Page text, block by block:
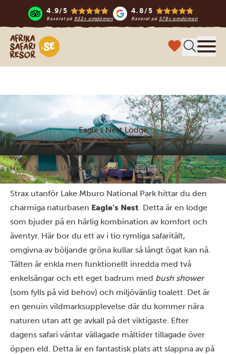
4.9/5
Baserat på 933+ omdömen
4.8/5
Baserat på 578+ omdömen
Safari-resor i Afrika
Eagle's Nest Lodge
Hem Safari i Uganda Boende Eagle’s Nest Lodge
Strax utanför Lake Mburo National Park hittar du den
charmiga naturbasen Eagle’s Nest. Detta är en lodge
som bjuder på en härlig kombination av komfort och
äventyr. Här bor du ett av i tio rymliga safaritält,
omgivna av böljande gröna kullar så långt ögat kan nå.
Tälten är enkla men funktionellt inredda med två
enkelsängar och ett eget badrum med bush shower
(som fylls på vid behov) och miljövänlig toalett. Det är
en genuin vildmarksupplevelse där du kommer nära
naturen utan att ge avkall på det viktigaste. Efter
dagens safari väntar vällagade måltider tillagade över
öppen eld. Detta är en fantastisk plats att slappna av på